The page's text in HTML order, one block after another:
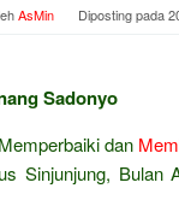
AsMin Diposting pada
Sadonyo
dan
Sinjunjung,